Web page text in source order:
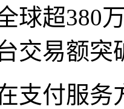
球超380
交易额突
付服务方